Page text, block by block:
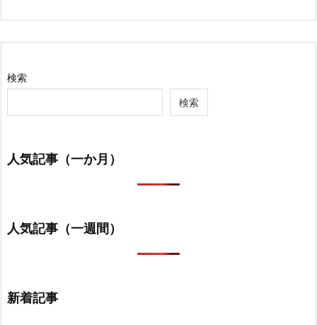
検索
検索
人気記事（一か月）
人気記事（一週間）
新着記事